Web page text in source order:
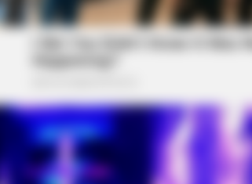
Could Expose Your
BRAINBERRIES